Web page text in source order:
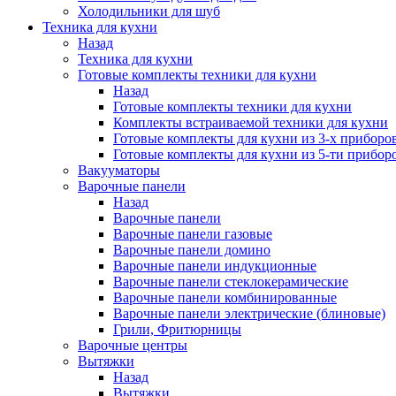
Холодильники для шуб
Техника для кухни
Назад
Техника для кухни
Готовые комплекты техники для кухни
Назад
Готовые комплекты техники для кухни
Комплекты встраиваемой техники для кухни
Готовые комплекты для кухни из 3-х
Готовые комплекты для кухни из 5-ти
Вакууматоры
Варочные панели
Назад
Варочные панели
Варочные панели газовые
Варочные панели домино
Варочные панели индукционные
Варочные панели стеклокерамические
Варочные панели комбинированные
Варочные панели электрические (блиновые)
Грили, Фритюрницы
Варочные центры
Вытяжки
Назад
Вытяжки